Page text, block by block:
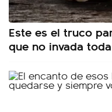
Este es el truco
que no invada